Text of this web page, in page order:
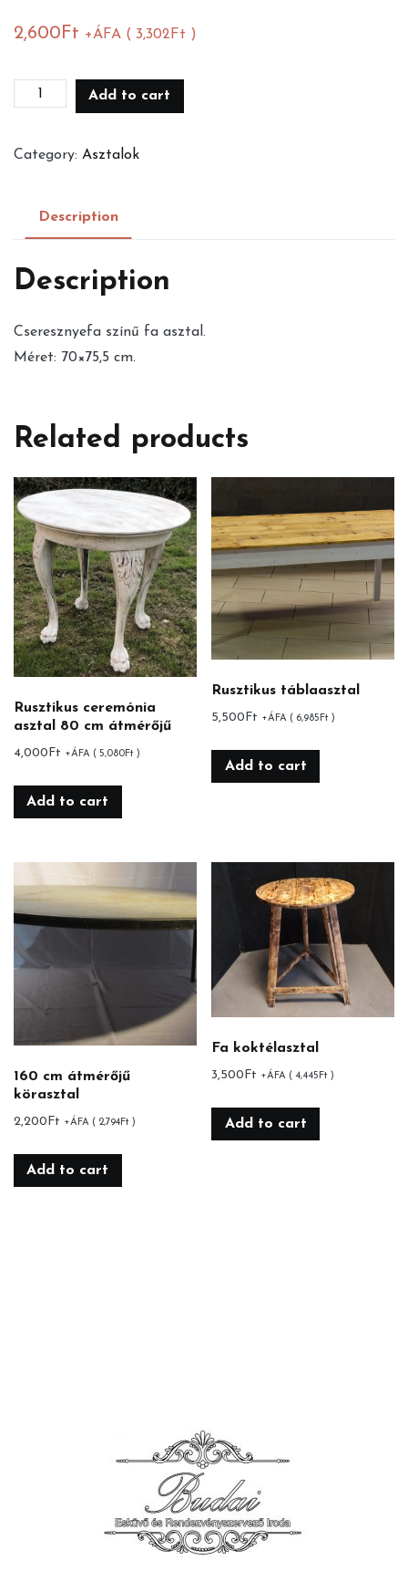
2,600Ft +ÁFA ( 3,302Ft )
Thonet
Add to cart
Category: Asztalok
Description
Description
Cseresznyefa színű fa asztal.
Méret: 70×75,5 cm.
Related products
Rusztikus ceremónia
asztal 80 cm átmérőjű
4,000 Ft +ÁFA ( 5,080Ft )
Add to cart
Rusztikus táblaasztal
5,500 Ft +ÁFA ( 6,985Ft )
Add to cart
160 cm átmérőjű
körasztal
2,200 Ft +ÁFA ( 2,794Ft )
Add to cart
Fa koktélasztal
3,500 Ft +ÁFA (4,445 Ft )
Add to cart